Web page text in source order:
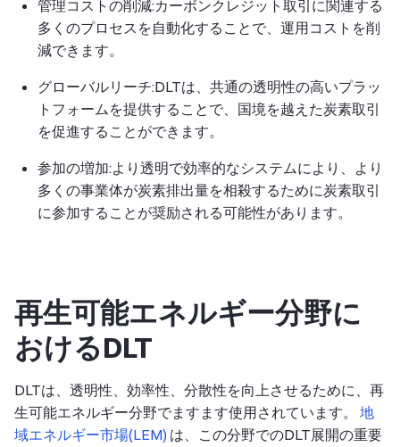
管理コストの削減:カーボンクレジット取引に関連する
多くのプロセスを自動化することで、運用コストを削
減できます。
グローバルリーチ:DLTは、共通の透明性の高いプラッ
トフォームを提供することで、国境を越えた炭素取引
を促進することができます。
参加の増加:より透明で効率的なシステムにより、より
多くの事業体が炭素排出量を相殺するために炭素取引
に参加することが奨励される可能性があります。
再生可能エネルギー分野に
おけるDLT
DLTは、透明性、効率性、分散性を向上させるために、再
生可能エネルギー分野でますます使用されています。
地
域エネルギー市場(LEM) は、この分野でのDLT展開の重要